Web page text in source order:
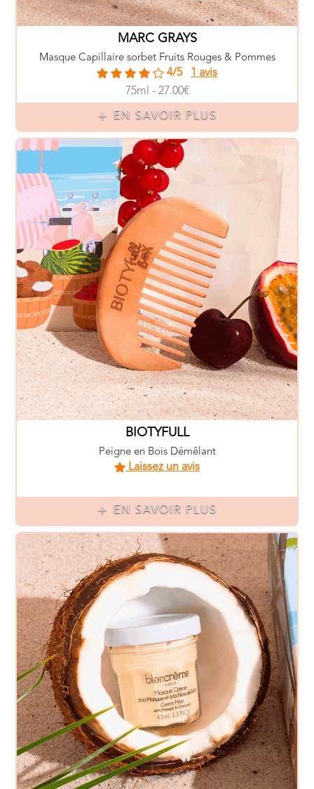
MARC GRAYS
Masque Capillaire sorbet Fruits Rouges & Pommes
4/5
1 avis
75ml - 27.00€
EN SAVOIR PLUS
BIOTYFULL
Peigne en Bois Démêlant
Laissez un avis
EN SAVOIR PLUS